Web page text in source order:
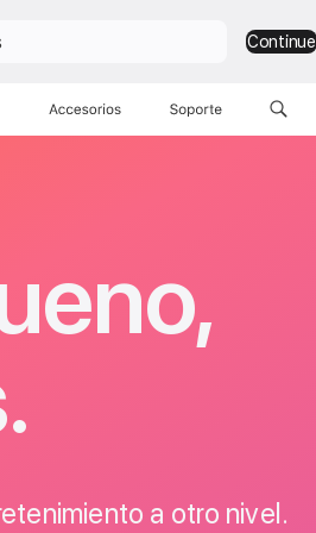
Continue
Accesorios Soporte
a otro nivel.